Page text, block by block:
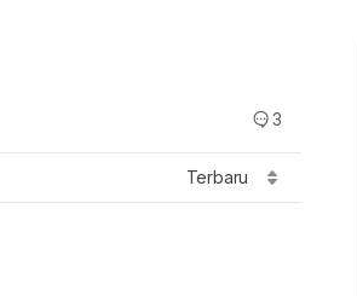
3
Terbaru